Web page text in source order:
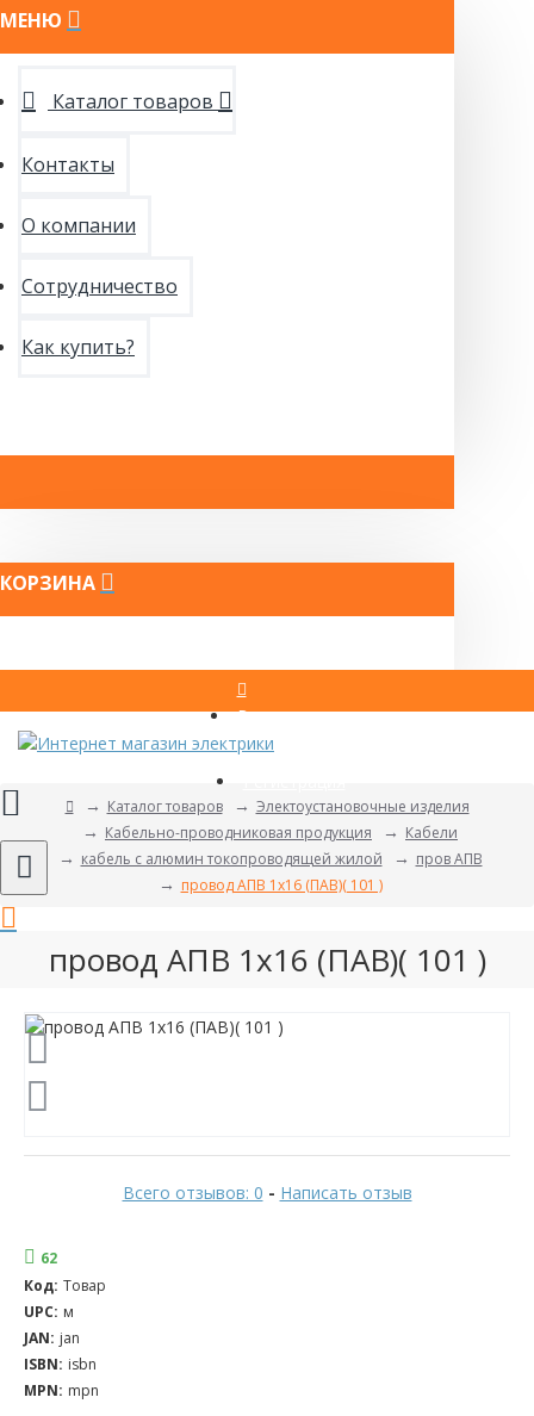
МЕНЮ
Каталог товаров
Контакты
О компании
Сотрудничество
Как купить?
КОРЗИНА
Вход
Каталог товаров
Электоустановочные изделия
Кабельно-проводниковая продукция
Кабели
кабель с алюмин токопроводящей жилой
пров АПВ
провод АПВ 1х16 (ПАВ)( 101 )
провод АПВ 1х16 (ПАВ)( 101 )
Всего отзывов: 0 - Написать отзыв
62
Код: Товар
UPC: м
JAN: jan
ISBN: isbn
MPN: mpn